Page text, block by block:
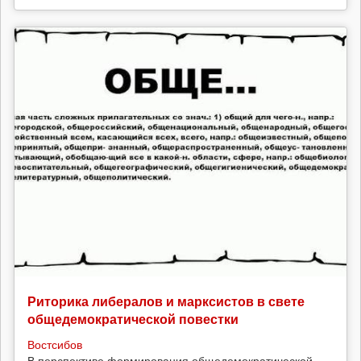
Риторика либералов и марксистов в свете
общедемократической повестки
Востсибов